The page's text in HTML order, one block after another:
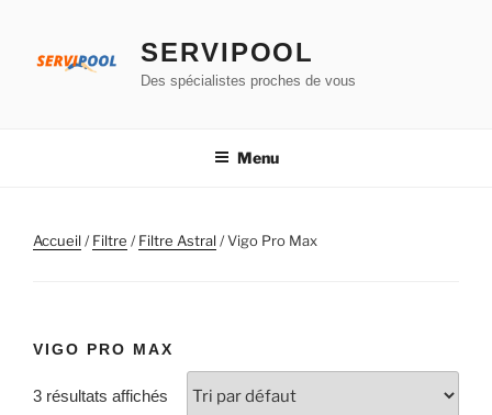
contenu
SERVIPOOL
Des spécialistes proches de vous
Menu
Accueil/Filtre /Filtre Astral/ Vigo Pro Max
VIGO PRO MAX
3 résultats affichés